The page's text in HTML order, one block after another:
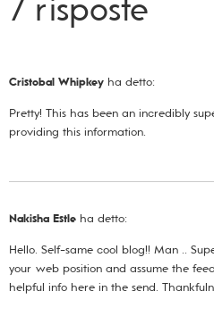
7 risposte
Cristobal Whipkey ha detto:
Pretty! This has been an incredibly
providing this information.
Nakisha Estle ha detto:
Hello. Self-same cool blog!! Man ..
your web position and assume the
helpful info here in the send.